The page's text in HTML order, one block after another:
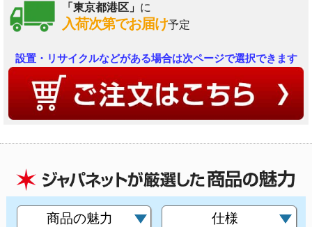
「東京都港区」 に
入荷次第でお届け予定
設置・リサイクルなどがある場合は次ページで選択できます
商品の魅力 仕様